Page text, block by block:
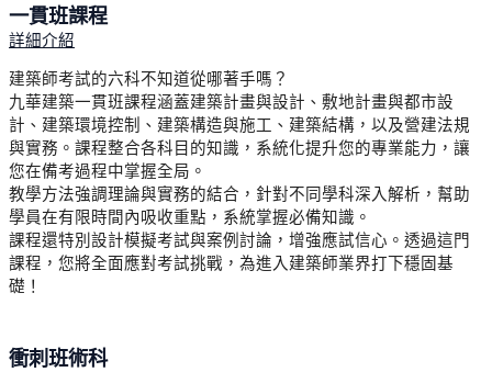
一貫班課程
詳細介紹
建築師考試的六科不知道從哪著手嗎？
九華建築一貫班課程涵蓋建築計畫與設計、敷地計畫與都市設
計、建築環境控制、建築構造與施工、建築結構，以及營建法規
與實務。課程整合各科目的知識，系統化提升您的專業能力，讓
您在備考過程中掌握全局。
教學方法強調理論與實務的結合，針對不同學科深入解析，幫助
學員在有限時間內吸收重點，系統掌握必備知識。
課程還特別設計模擬考試與案例討論，增強應試信心。透過這門
課程，您將全面應對考試挑戰，為進入建築師業界打下穩固基
礎！
衝刺班術科